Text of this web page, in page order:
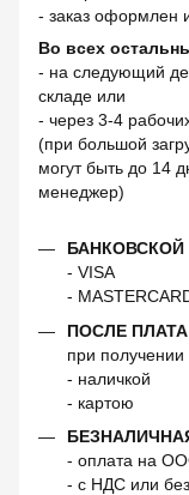
- заказ оформлен
Во всех
- на следующий
складе или
- через 3-4
(при большой
могут быть до 14
менеджер)
- VISA
-
ПОСЛЕ ПЛАТА
при получении
- наличкой
- картою
- оплата на
- с НДС или